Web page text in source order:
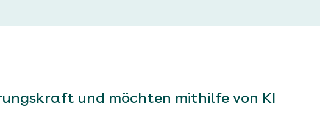
und möchten mithilfe von KI